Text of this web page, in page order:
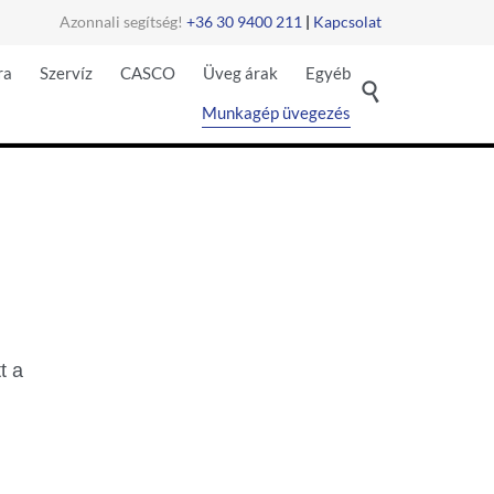
Azonnali segítség! +36 30 9400 211 | Kapcsolat
to
Szervíz CASCO Üveg árak Egyéb
Munkagép üvegezés

a